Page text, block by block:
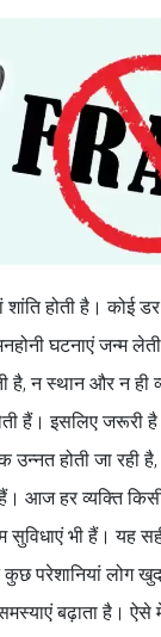
शांति होती है। कोई
घटनाएं जन्म
है, न स्थान और न ही
हैं। इसलिए जरूरी है
होती जा रही है,
आज हर व्यक्ति
सुविधाएं भी हैं। यह
परेशानियां लोग
बढ़ाता है।